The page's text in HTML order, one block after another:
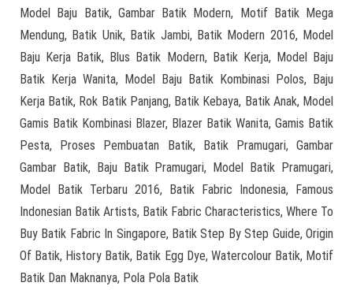
Model Baju Batik, Gambar Batik Modern, Motif Batik Mega
Mendung, Batik Unik, Batik Jambi, Batik Modern 2016, Model
Baju Kerja Batik, Blus Batik Modern, Batik Kerja, Model Baju
Batik Kerja Wanita, Model Baju Batik Kombinasi Polos, Baju
Kerja Batik, Rok Batik Panjang, Batik Kebaya, Batik Anak, Model
Gamis Batik Kombinasi Blazer, Blazer Batik Wanita, Gamis Batik
Pesta, Proses Pembuatan Batik, Batik Pramugari, Gambar
Gambar Batik, Baju Batik Pramugari, Model Batik Pramugari,
Model Batik Terbaru 2016, Batik Fabric Indonesia, Famous
Indonesian Batik Artists, Batik Fabric Characteristics, Where To
Buy Batik Fabric In Singapore, Batik Step By Step Guide, Origin
Of Batik, History Batik, Batik Egg Dye, Watercolour Batik, Motif
Batik Dan Maknanya, Pola Pola Batik